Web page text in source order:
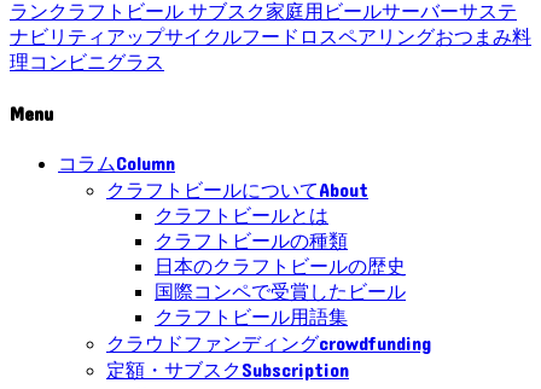
ランクラフトビール サブスク家庭用ビールサーバーサステ
ナビリティ アップサイクルフードロスペアリングおつまみ料
理コンビニグラス
Menu
コラムColumn
クラフトビールについてAbout
クラフトビールとは
クラフトビールの種類
日本のクラフトビールの歴史
国際コンペで受賞したビール
クラフトビール用語集
クラウドファンディングcrowdfunding
定額・サブスクSubscription